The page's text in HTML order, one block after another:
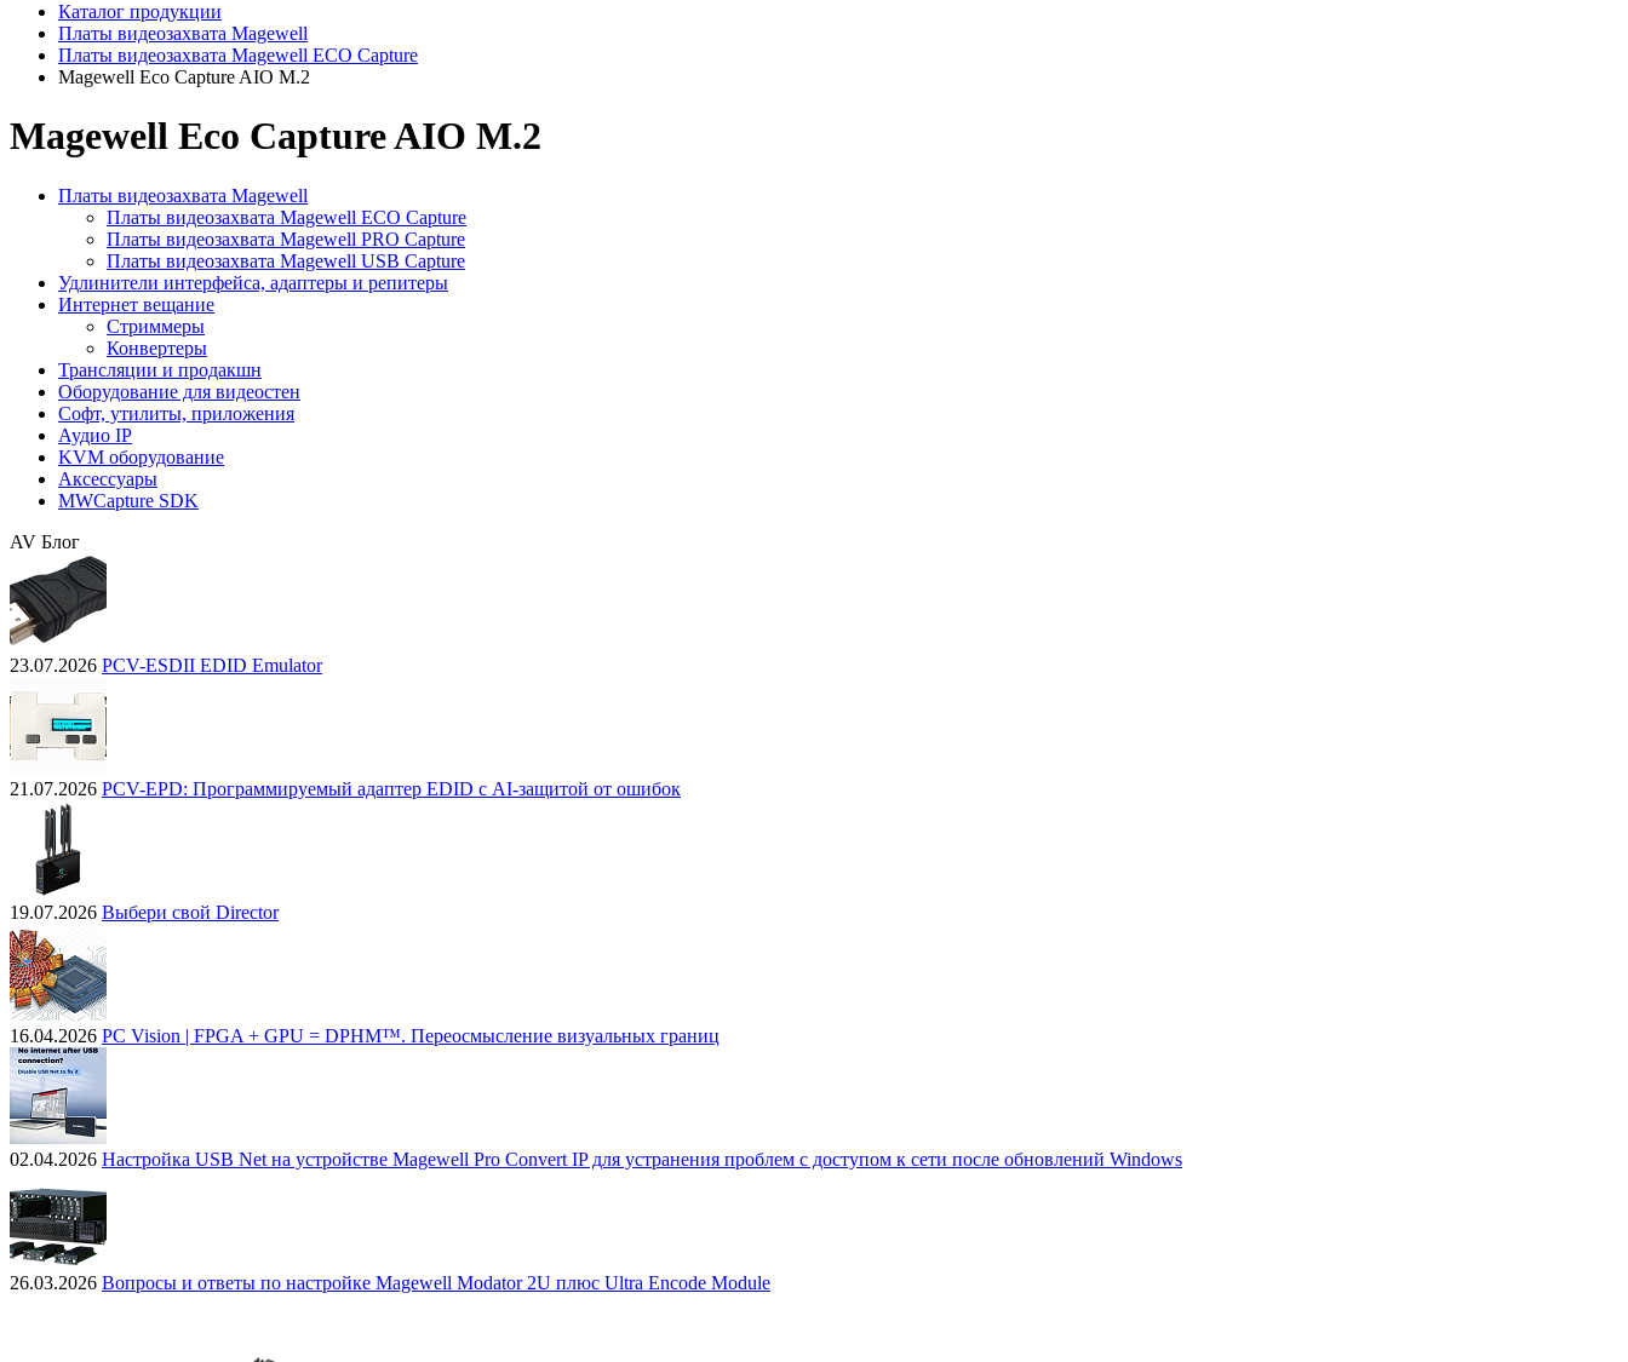
Каталог продукции
Платы видеозахвата Magewell
Платы видеозахвата Magewell ECO Capture
Magewell Eco Capture AIO M.2
Magewell Eco Capture AIO M.2
Платы видеозахвата Magewell
Платы видеозахвата Magewell ECO Capture
Платы видеозахвата Magewell PRO Capture
Платы видеозахвата Magewell USB Capture
Удлинители интерфейса, адаптеры и репитеры
Интернет вещание
Стриммеры
Конвертеры
Трансляции и продакшн
Оборудование для видеостен
Софт, утилиты, приложения
Аудио IP
KVM оборудование
Аксессуары
MWCapture SDK
AV Блог
23.07.2026 PCV-ESDII EDID Emulator
21.07.2026 PCV-EPD: Программируемый адаптер EDID с AI-защитой от ошибок
19.07.2026 Выбери свой Director
16.04.2026 PC Vision | FPGA + GPU = DPHM™. Переосмысление визуальных границ
02.04.2026 Настройка USB Net на устройстве Magewell Pro Convert IP для устранения проблем с доступом к сети после обновлений Windows
26.03.2026 Вопросы и ответы по настройке Magewell Modator 2U плюс Ultra Encode Module